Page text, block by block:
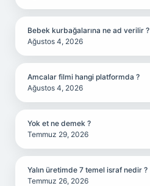
Bebek kurbağalarına ne ad verilir ?
Ağustos 4, 2026
Amcalar filmi hangi platformda ?
Ağustos 4, 2026
Yok et ne demek ?
Temmuz 29, 2026
Yalın üretimde 7 temel israf nedir ?
Temmuz 26, 2026